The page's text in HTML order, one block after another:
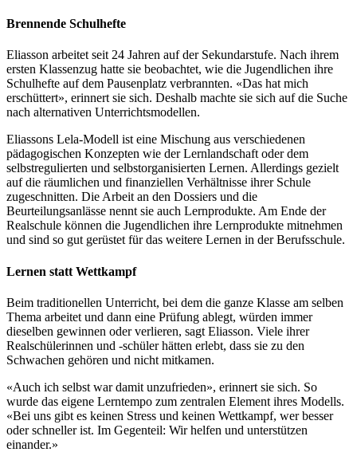
Brennende Schulhefte
Eliasson arbeitet seit 24 Jahren auf der Sekundarstufe. Nach ihrem
ersten Klassenzug hatte sie beobachtet, wie die Jugendlichen ihre
Schulhefte auf dem Pausenplatz verbrannten. «Das hat mich
erschüttert», erinnert sie sich. Deshalb machte sie sich auf die Suche
nach alternativen Unterrichtsmodellen.
Eliassons Lela-Modell ist eine Mischung aus verschiedenen
pädagogischen Konzepten wie der Lernlandschaft oder dem
selbstregulierten und selbstorganisierten Lernen. Allerdings gezielt
auf die räumlichen und finanziellen Verhältnisse ihrer Schule
zugeschnitten. Die Arbeit an den Dossiers und die
Beurteilungsanlässe nennt sie auch Lernprodukte. Am Ende der
Realschule können die Jugendlichen ihre Lernprodukte mitnehmen
und sind so gut gerüstet für das weitere Lernen in der Berufsschule.
Lernen statt Wettkampf
Beim traditionellen Unterricht, bei dem die ganze Klasse am selben
Thema arbeitet und dann eine Prüfung ablegt, würden immer
dieselben gewinnen oder verlieren, sagt Eliasson. Viele ihrer
Realschülerinnen und -schüler hätten erlebt, dass sie zu den
Schwachen gehören und nicht mitkamen.
«Auch ich selbst war damit unzufrieden», erinnert sie sich. So
wurde das eigene Lerntempo zum zentralen Element ihres Modells.
«Bei uns gibt es keinen Stress und keinen Wettkampf, wer besser
oder schneller ist. Im Gegenteil: Wir helfen und unterstützen
einander.»